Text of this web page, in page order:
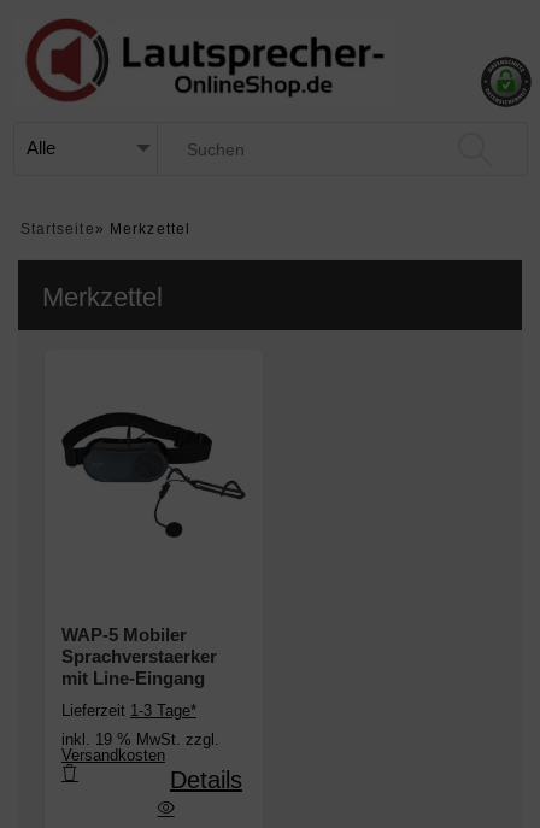
Startseite » Merkzettel
Merkzettel
WAP-5 Mobiler
Sprachverstaerker
mit Line-Eingang
Lieferzeit 1-3 Tage*
inkl. 19 % MwSt. zzgl.
Versandkosten
Sprachverstaerker mit Line-Eingang
Details